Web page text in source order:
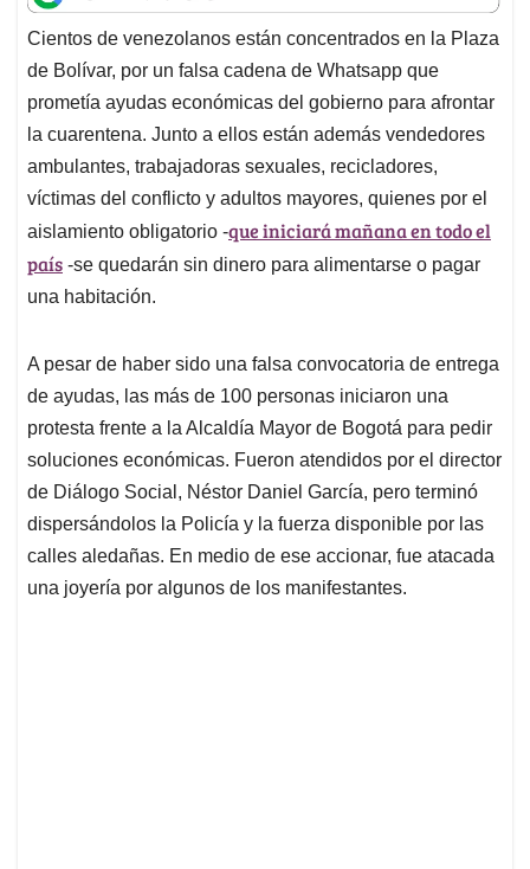
t
s
A
p
p
e
b
o
o
k
k
e
d
I
n
i
l
e
a
d
s
Cientos de venezolanos están concentrados en la Plaza
de Bolívar, por un falsa cadena de Whatsapp que
prometía ayudas económicas del gobierno para afrontar
la cuarentena. Junto a ellos están además vendedores
ambulantes, trabajadoras sexuales, recicladores,
víctimas del conflicto y adultos mayores, quienes por el
aislamiento obligatorio -que iniciará mañana en todo el
país -se quedarán sin dinero para alimentarse o pagar
una habitación.
A pesar de haber sido una falsa convocatoria de entrega
de ayudas, las más de 100 personas iniciaron una
protesta frente a la Alcaldía Mayor de Bogotá para pedir
soluciones económicas. Fueron atendidos por el director
de Diálogo Social, Néstor Daniel García, pero terminó
dispersándolos la Policía y la fuerza disponible por las
calles aledañas. En medio de ese accionar, fue atacada
una joyería por algunos de los manifestantes.